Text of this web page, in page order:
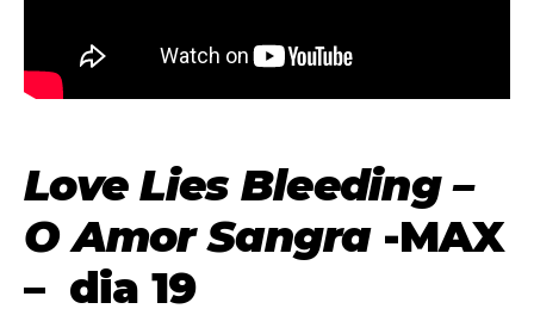
Love Lies Bleeding –
O Amor Sangra-MAX
– dia 19